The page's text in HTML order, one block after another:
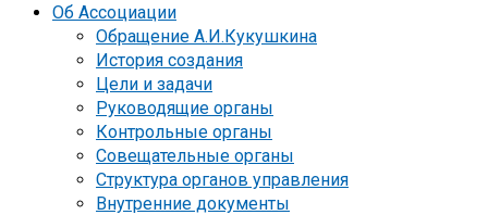
Об Ассоциации
Обращение А.И.Кукушкина
История создания
Цели и задачи
Руководящие органы
Контрольные органы
Совещательные органы
Структура органов управления
Внутренние документы